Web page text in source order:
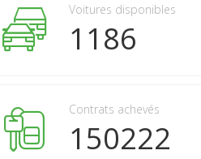
Voitures disponibles
1186
Contrats achevés
150222